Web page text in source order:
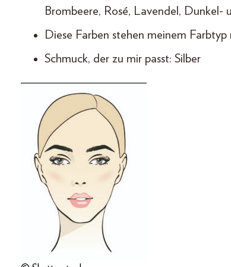
Brombeere, Rosé, Lavendel, Dunkel-
Diese Farben stehen meinem
Schmuck, der zu mir passt: Silber